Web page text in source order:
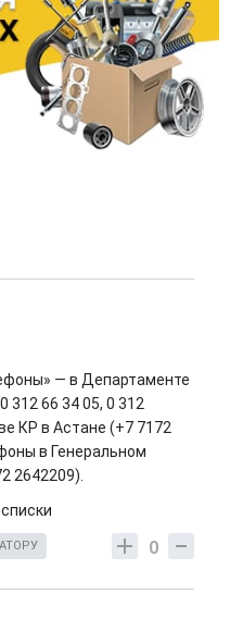
— в Департаменте
66 34 05, 0 312
КР в Астане (+7 7172
в Генеральном
2642209).
0